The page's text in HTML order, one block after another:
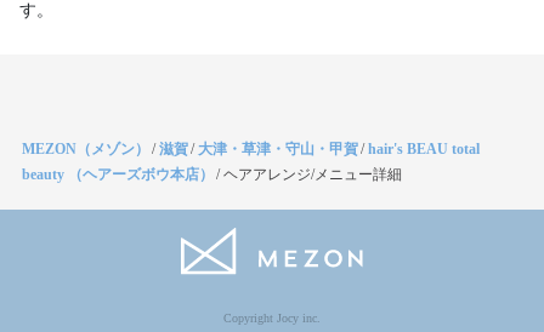
す。
MEZON（メゾン） /滋賀/大津・草津・守山・甲賀/hair's BEAU total
beauty （ヘアーズボウ本店）
/ヘアアレンジ/メニュー詳細
Copyright Jocy inc.